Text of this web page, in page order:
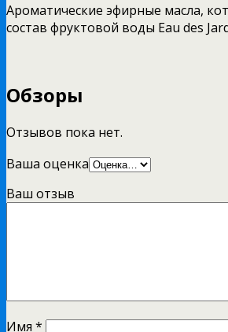
Ароматические эфирные масла,
состав фруктовой воды Eau des
Обзоры
Отзывов пока нет.
Ваша оценка
Ваш отзыв
Имя *